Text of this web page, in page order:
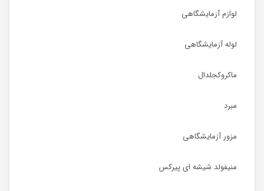
لوازم آزمایشگاهی
لوله آزمایشگاهی
ماکروکجلدال
مبرد
مزور آزمایشگاهی
منیفولد شیشه ای پیرکس